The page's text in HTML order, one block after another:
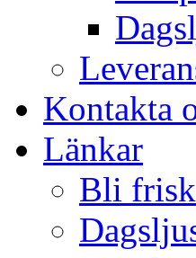
Kontakta
Länkar
Bli